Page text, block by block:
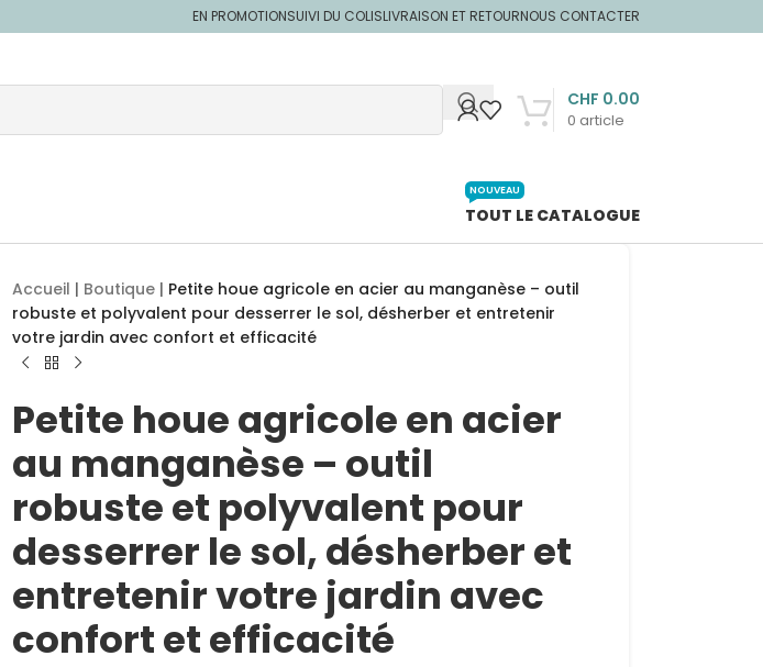
EN PROMOTIONSUIVI DU COLISLIVRAISON ET RETOURNOUS CONTACTER
0 article
CHF 0.00
TOUT LE CATALOGUE
NOUVEAU
Accueil | Boutique| Petite houe agricole en acier au manganèse – outil
robuste et polyvalent pour desserrer le sol, désherber et entretenir
votre jardin avec confort et efficacité
Petite houe agricole en acier
au manganèse – outil
robuste et polyvalent pour
desserrer le sol, désherber et
entretenir votre jardin avec
confort et efficacité